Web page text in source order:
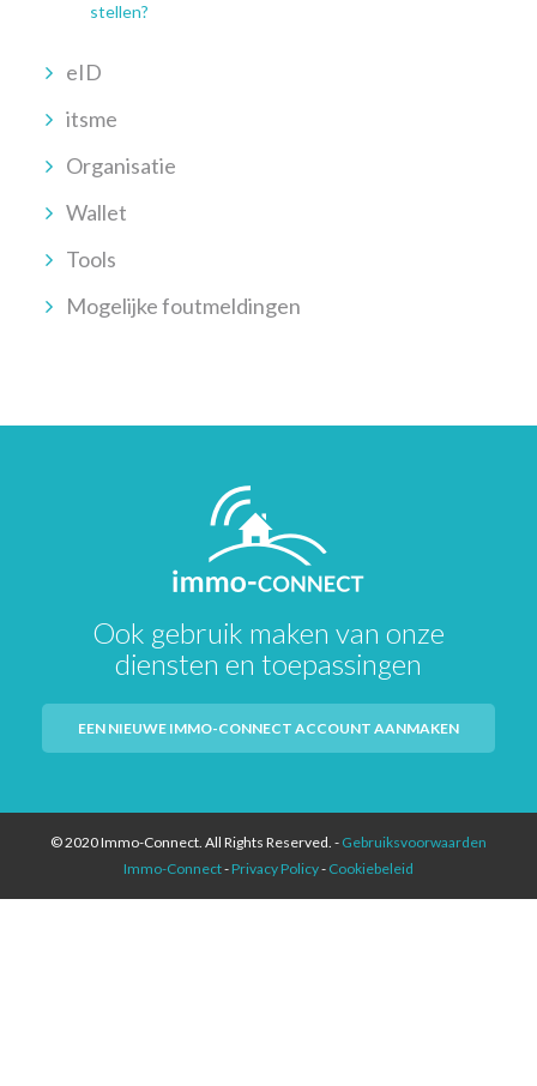
stellen?
eID
itsme
Organisatie
Wallet
Tools
Mogelijke foutmeldingen
Ook gebruik maken van onze
diensten en toepassingen
EEN NIEUWE IMMO-CONNECT ACCOUNT AANMAKEN
© 2020 Immo-Connect. All Rights Reserved. - Gebruiksvoorwaarden
Immo-Connect- Privacy Policy- Cookiebeleid